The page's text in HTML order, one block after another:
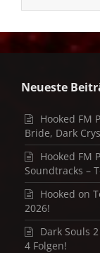
Neueste
Hooked FM
Bride, Dark
Hooked FM
Soundtracks –
Hooked on
2026!
Dark Souls
4 Folgen!